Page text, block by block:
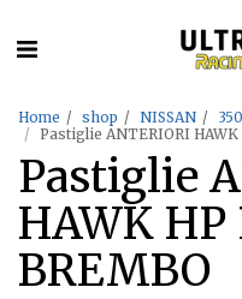
Home shop NISSAN
Pastiglie ANTERIORI
Pastiglie
HAWK
BREMBO